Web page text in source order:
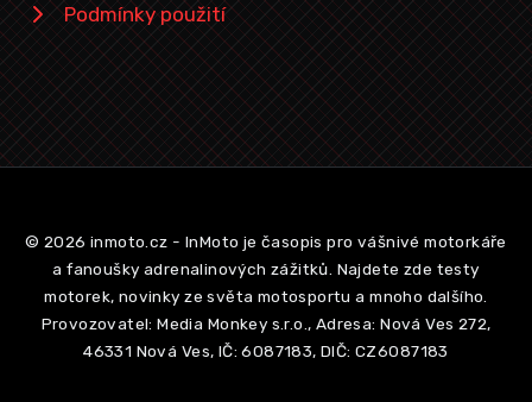
Podmínky použití
© 2026 inmoto.cz - InMoto je časopis pro vášnivé motorkáře
a fanoušky adrenalinových zážitků. Najdete zde testy
motorek, novinky ze světa motosportu a mnoho dalšího.
Provozovatel: Media Monkey s.r.o., Adresa: Nová Ves 272,
46331 Nová Ves, IČ: 6087183, DIČ: CZ6087183